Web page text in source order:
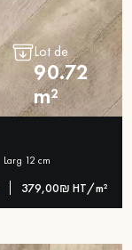
Lot de
90.72
m²
larg 12 cm
379,00₪ HT/m²